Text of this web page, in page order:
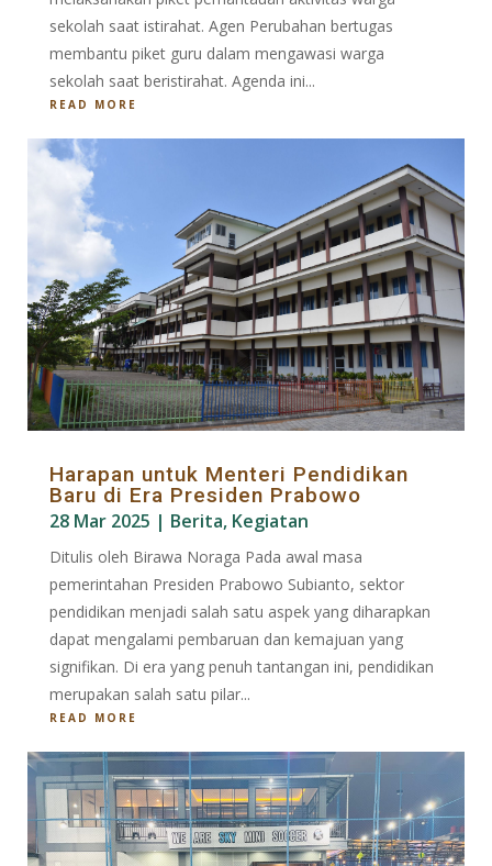
sekolah saat istirahat. Agen Perubahan bertugas
membantu piket guru dalam mengawasi warga
sekolah saat beristirahat. Agenda ini...
READ MORE
Harapan untuk Menteri Pendidikan
Baru di Era Presiden Prabowo
28 Mar 2025 | Berita, Kegiatan
Ditulis oleh Birawa Noraga Pada awal masa
pemerintahan Presiden Prabowo Subianto, sektor
pendidikan menjadi salah satu aspek yang diharapkan
dapat mengalami pembaruan dan kemajuan yang
signifikan. Di era yang penuh tantangan ini, pendidikan
merupakan salah satu pilar...
READ MORE